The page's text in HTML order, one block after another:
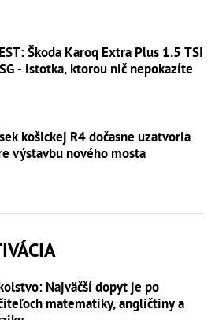
Škoda Karoq Extra Plus 1.5 TSI
- istotka, ktorou nič nepokazíte
košickej R4 dočasne uzatvoria
výstavbu nového mosta
Najväčší dopyt je po
matematiky, angličtiny a